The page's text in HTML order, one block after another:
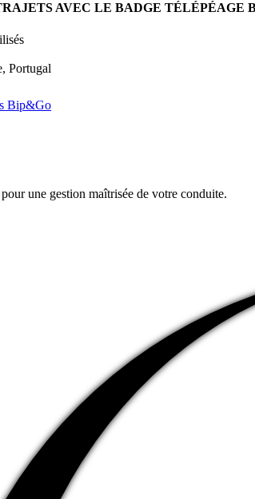
AVEC LE BADGE TÉLÉPÉAGE
Portugal
Bip&Go
une gestion maîtrisée de votre conduite.